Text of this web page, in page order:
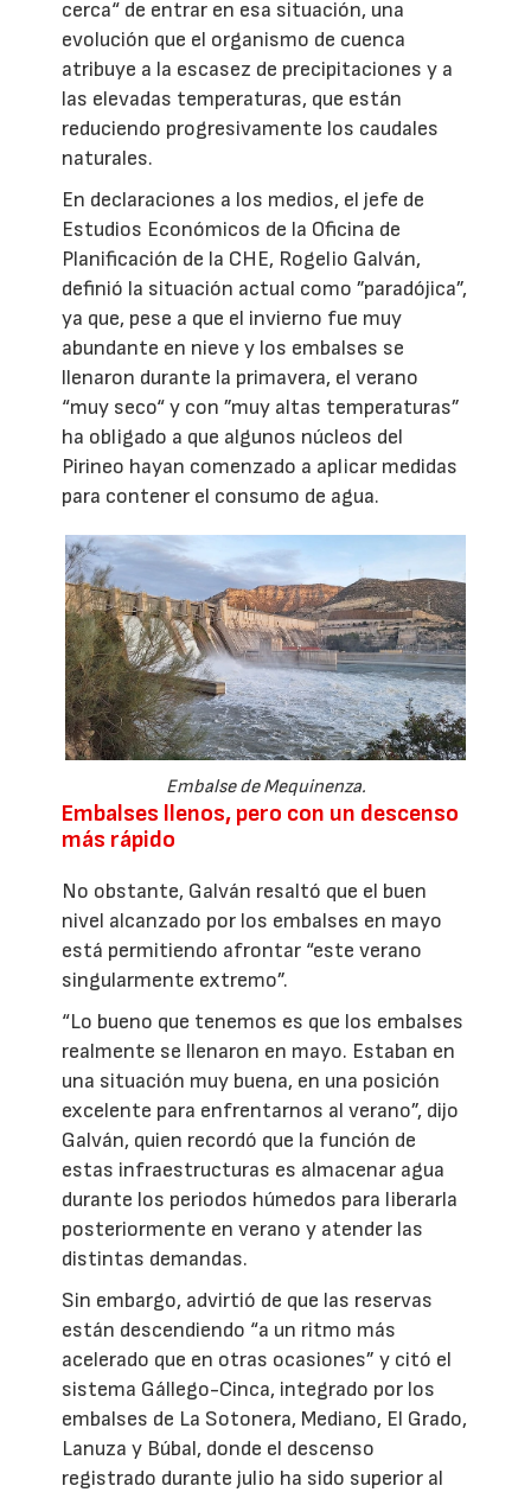
cerca“ de entrar en esa situación, una
evolución que el organismo de cuenca
atribuye a la escasez de precipitaciones y a
las elevadas temperaturas, que están
reduciendo progresivamente los caudales
naturales.
En declaraciones a los medios, el jefe de
Estudios Económicos de la Oficina de
Planificación de la CHE, Rogelio Galván,
definió la situación actual como ”paradójica”,
ya que, pese a que el invierno fue muy
abundante en nieve y los embalses se
llenaron durante la primavera, el verano
“muy seco“ y con ”muy altas temperaturas”
ha obligado a que algunos núcleos del
Pirineo hayan comenzado a aplicar medidas
para contener el consumo de agua.
Embalse de Mequinenza.
Embalses llenos, pero con un descenso
más rápido
No obstante, Galván resaltó que el buen
nivel alcanzado por los embalses en mayo
está permitiendo afrontar “este verano
singularmente extremo”.
“Lo bueno que tenemos es que los embalses
realmente se llenaron en mayo. Estaban en
una situación muy buena, en una posición
excelente para enfrentarnos al verano”, dijo
Galván, quien recordó que la función de
estas infraestructuras es almacenar agua
durante los periodos húmedos para liberarla
posteriormente en verano y atender las
distintas demandas.
Sin embargo, advirtió de que las reservas
están descendiendo “a un ritmo más
acelerado que en otras ocasiones” y citó el
sistema Gállego-Cinca, integrado por los
embalses de La Sotonera, Mediano, El Grado,
Lanuza y Búbal, donde el descenso
registrado durante julio ha sido superior al